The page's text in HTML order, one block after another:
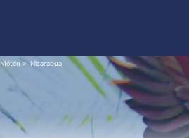
Météo Nicaragua